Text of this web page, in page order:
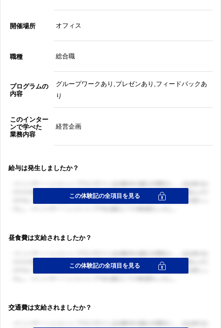
開催場所 オフィス
職種 総合職
プログラムの
内容
グループワークあり,プレゼンあり,フィードバックあ
り
このインター
ンで学べた
業務内容
経営企画
給与は発生しましたか？
昼食費は支給されましたか？
交通費は支給されましたか？